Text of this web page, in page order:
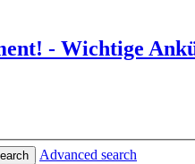
- Wichtige
Advanced search